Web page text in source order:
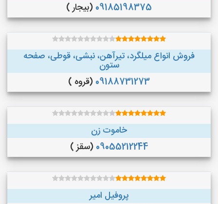
09185198375 (بیجار )
فروش انواع میلگرد، تیرآهن، نبشی، قوطی، صفحه
ستون
09188731273 (قروه )
خاموت زن
09055212244 (سقز )
پروفیل امیر